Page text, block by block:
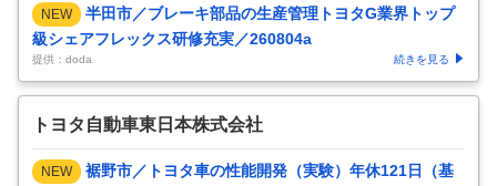
NEW
半田市／ブレーキ部品の生産管理トヨタG業界トップ
級シェアフレックス研修充実／260804a
提供：doda 続きを見る
トヨタ自動車東日本株式会社
NEW
裾野市／トヨタ車の性能開発（実験）年休121日（基